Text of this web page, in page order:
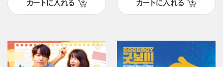
カートに入れる カートに入れる